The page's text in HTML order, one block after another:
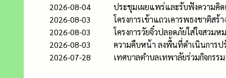
2026-08-04
ประชุมเผยแพร่และรับฟังความคิด
2026-08-03
โครงการเข้าแถวเคารพธงชาติส
2026-08-03
โครงการวัยจิ๋วปลอดภัยใส่ใจสวมห
2026-08-03
ความคืบหน้า ลงพื้นที่ดำเนินการ
2026-07-28
เทศบาลตำบลเทพาลัยร่วมกิจกรร